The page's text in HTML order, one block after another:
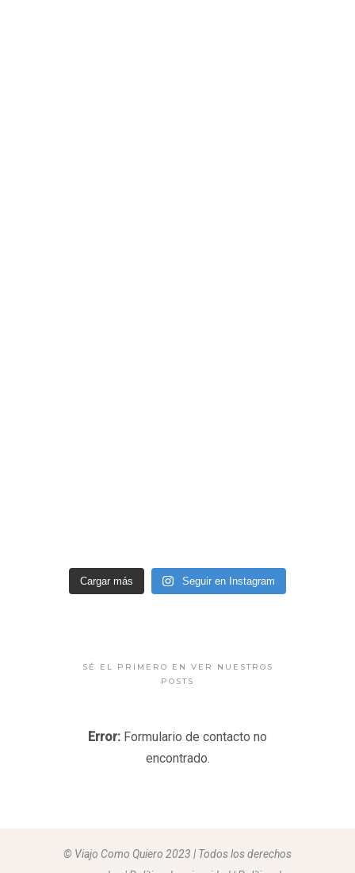
Cargar más Seguir en Instagram
SÉ EL PRIMERO EN VER NUESTROS
POSTS
Error: Formulario de contacto no
encontrado.
© Viajo Como Quiero 2023 | Todos los derechos